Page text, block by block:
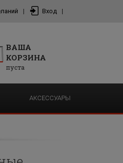
| Вход |
ВАША
КОРЗИНА
пуста
АКСЕССУАРЫ